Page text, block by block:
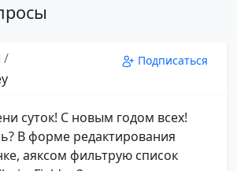
/
Подписаться
суток! С новым годом всех!
В форме редактирования
аяксом фильтрую список